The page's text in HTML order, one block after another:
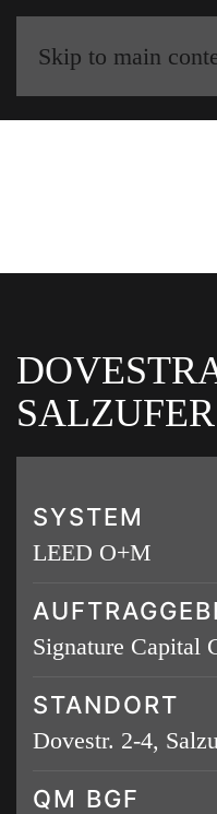
Skip to main
SYSTEM
LEED O+M
Signature Capital
STANDORT
Dovestr. 2-4,
QM BGF